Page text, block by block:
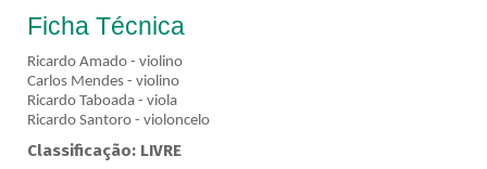
Ficha Técnica
Ricardo Amado - violino
Carlos Mendes - violino
Ricardo Taboada - viola
Ricardo Santoro - violoncelo
Classificação: LIVRE